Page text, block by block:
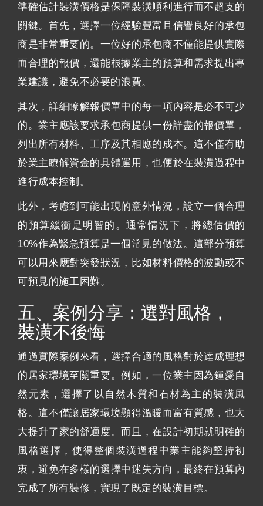
準確估計裝潢價格是保障裝潢順利進行而不超支的
關鍵。首先，選擇一位經驗豐富且信譽良好的承包
商是非常重要的。一位好的承包商不僅能提供實際
而合理的報價，還能根據業主的預算和需求提出專
業建議，避免不必要的浪費。
其次，詳細瞭解報價單中的每一項內容是必不可少
的。業主應該要求承包商提供一份詳盡的報價單，
列出所有材料、工序及其相應的成本。這不僅有助
於業主瞭解資金的具體運用，也便於在裝潢過程中
進行成本控制。
此外，考慮到可能出現的意外情況，設立一個合理
的預算緩衝是明智的。通常情況下，將總估價的
10%作為緊急預算是一個常見的做法。這部分預算
可以用來應對突發狀況，比如材料價格的波動或不
可預見的施工困難。
五、案例分享：選對風格，
裝潢不後悔
通過實際案例來看，選擇合適的風格對於達成理想
的居家環境至關重要。例如，一位業主因為鍾愛自
然元素，選擇了以自然木質和石材為主的裝潢風
格。這不僅讓居家環境顯得溫暖而富有質感，也大
大提升了家的舒適度。而且，在設計初期就明確的
風格選擇，使得整個裝潢過程中業主能夠堅持初
衷，避免在多樣的選擇中迷失方向，最終在預算內
完成了所有裝修，實現了既定的裝潢目標。